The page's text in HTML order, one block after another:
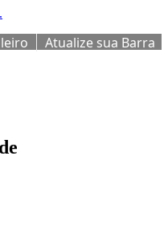
Atualize sua Barra